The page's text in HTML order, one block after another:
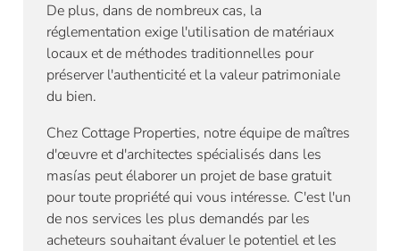
De plus, dans de nombreux cas, la
réglementation exige l'utilisation de matériaux
locaux et de méthodes traditionnelles pour
préserver l'authenticité et la valeur patrimoniale
du bien.
Chez Cottage Properties, notre équipe de maîtres
d'œuvre et d'architectes spécialisés dans les
masías peut élaborer un projet de base gratuit
pour toute propriété qui vous intéresse. C'est l'un
de nos services les plus demandés par les
acheteurs souhaitant évaluer le potentiel et les